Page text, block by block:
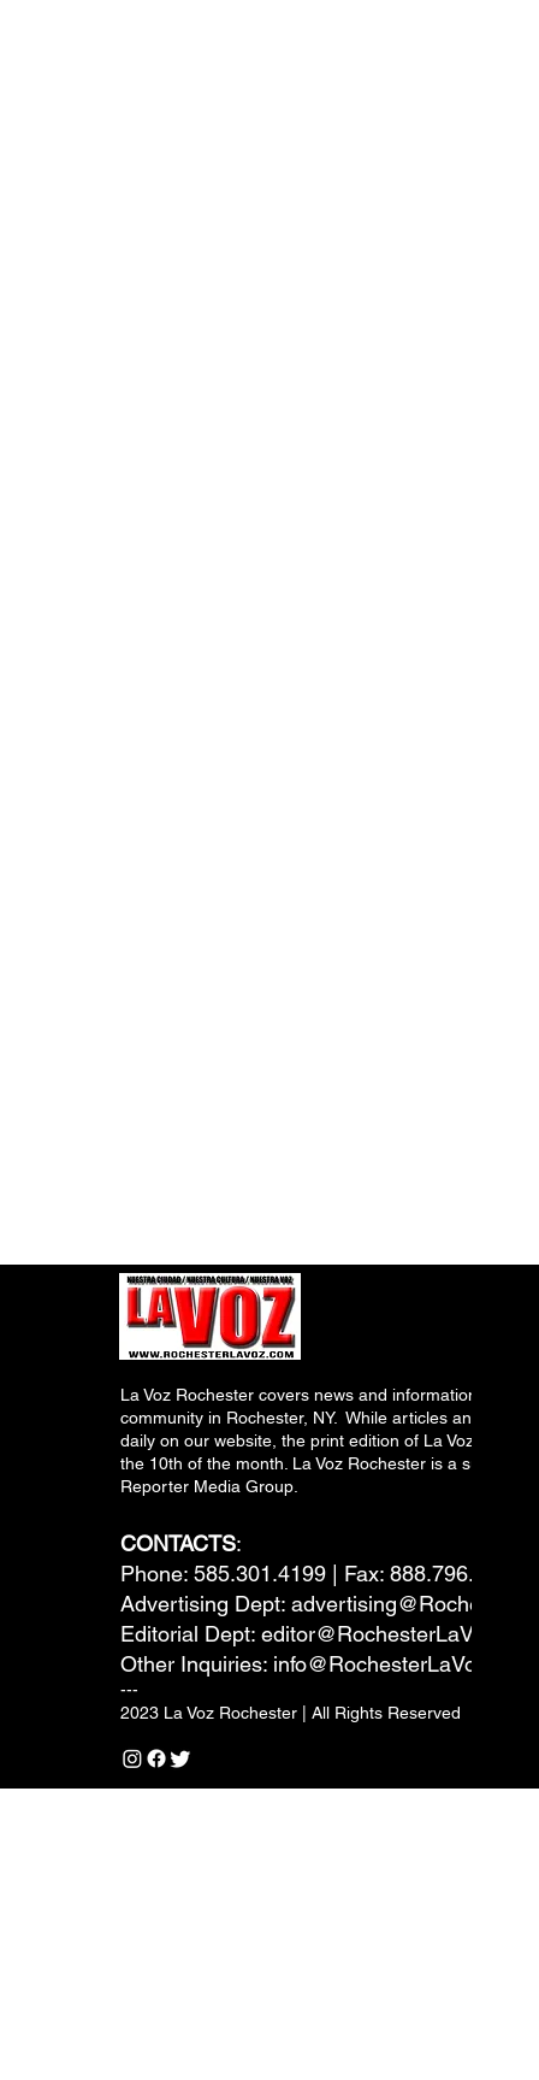
La Voz Rochester covers news and information
community in Rochester, NY. While articles and
daily on our website, the print edition of La Voz is
the 10th of the month. La Voz Rochester is a
Reporter Media Group.
CONTACTS:
Phone: 585.301.4199 | Fax: 888.796.6292
Advertising Dept:
Editorial Dept:
Other Inquiries: info@RochesterLaVoz.com
---
2023 La Voz Rochester | All Rights Reserved